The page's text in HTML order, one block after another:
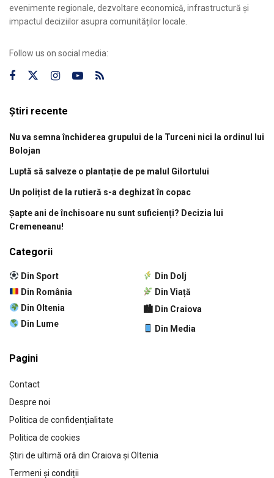
evenimente regionale, dezvoltare economică, infrastructură și
impactul deciziilor asupra comunităților locale.
Follow us on social media:
Știri recente
Nu va semna închiderea grupului de la Turceni nici la ordinul lui
Bolojan
Luptă să salveze o plantație de pe malul Gilortului
Un polițist de la rutieră s-a deghizat în copac
Șapte ani de închisoare nu sunt suficienți? Decizia lui
Cremeneanu!
Categorii
Din Sport
Din România
Din Oltenia
Din Lume
Din Dolj
Din Viață
🏙 Din Craiova
Din Media
Pagini
Contact
Despre noi
Politica de confidențialitate
Politica de cookies
Știri de ultimă oră din Craiova și Oltenia
Termeni și condiții